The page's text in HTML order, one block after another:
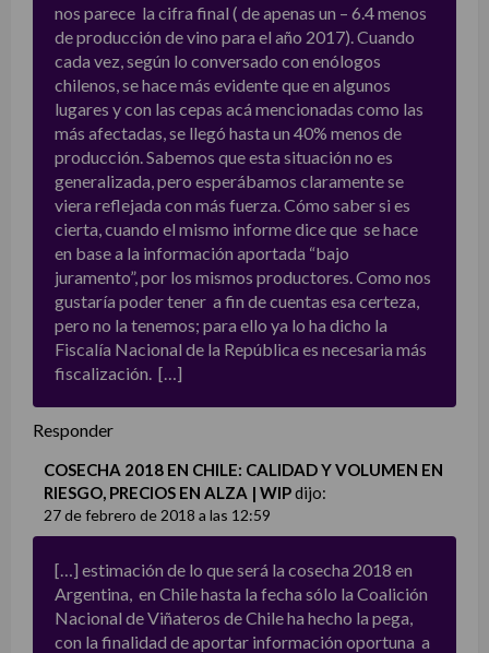
nos parece la cifra final ( de apenas un – 6.4 menos
de producción de vino para el año 2017). Cuando
cada vez, según lo conversado con enólogos
chilenos, se hace más evidente que en algunos
lugares y con las cepas acá mencionadas como las
más afectadas, se llegó hasta un 40% menos de
producción. Sabemos que esta situación no es
generalizada, pero esperábamos claramente se
viera reflejada con más fuerza. Cómo saber si es
cierta, cuando el mismo informe dice que se hace
en base a la información aportada “bajo
juramento”, por los mismos productores. Como nos
gustaría poder tener a fin de cuentas esa certeza,
pero no la tenemos; para ello ya lo ha dicho la
Fiscalía Nacional de la República es necesaria más
fiscalización. […]
Responder
COSECHA 2018 EN CHILE: CALIDAD Y VOLUMEN EN
RIESGO, PRECIOS EN ALZA | WIPdijo:
27 de febrero de 2018 a las 12:59
[…] estimación de lo que será la cosecha 2018 en
Argentina, en Chile hasta la fecha sólo la Coalición
Nacional de Viñateros de Chile ha hecho la pega,
con la finalidad de aportar información oportuna a